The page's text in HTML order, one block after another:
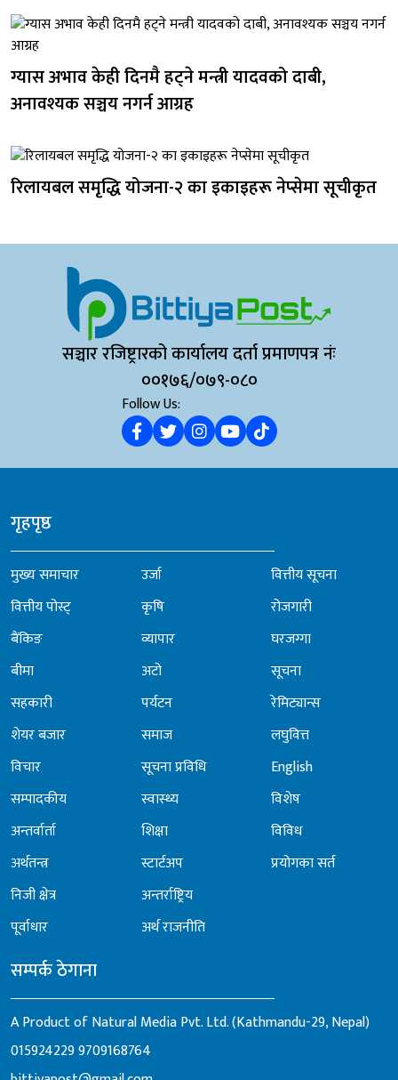
ग्यास अभाव केही दिनमै हट्ने मन्त्री यादवको दाबी,
अनावश्यक सञ्चय नगर्न आग्रह
रिलायबल समृद्धि योजना-२ का इकाइहरू नेप्सेमा सूचीकृत
सञ्चार रजिष्ट्रारको कार्यालय दर्ता प्रमाणपत्र नंः
००१७६/०७९-०८०
Follow Us:
गृहपृष्ठ
मुख्य समाचार
वित्तीय पोस्ट्
बैंकिङ
बीमा
सहकारी
शेयर बजार
विचार
सम्पादकीय
अन्तर्वार्ता
अर्थतन्त्र
निजी क्षेत्र
पूर्वाधार
उर्जा
कृषि
व्यापार
अटो
पर्यटन
समाज
सूचना प्रविधि
स्वास्थ्य
शिक्षा
स्टार्टअप
अन्तर्राष्ट्रिय
अर्थ राजनीति
वित्तीय सूचना
रोजगारी
घरजग्गा
सूचना
रेमिट्यान्स
लघुवित्त
English
विशेष
विविध
प्रयोगका सर्त
सम्पर्क ठेगाना
A Product of Natural Media Pvt. Ltd. (Kathmandu-29, Nepal)
0159242299709168764